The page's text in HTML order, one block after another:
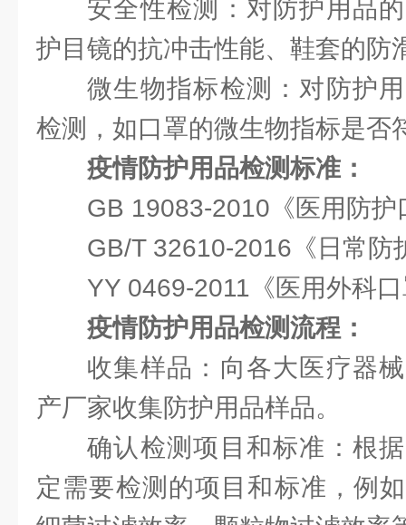
安全性检测：对防护用品
护目镜的抗冲击性能、鞋套的防
微生物指标检测：对防护
检测，如口罩的微生物指标是否
疫情防护用品检测标准：
GB 19083-2010《医用防护
GB/T 32610-2016《日常防
YY 0469-2011《医用外科
疫情防护用品检测流程：
收集样品：向各大医疗器
产厂家收集防护用品样品。
确认检测项目和标准：根
定需要检测的项目和标准，例